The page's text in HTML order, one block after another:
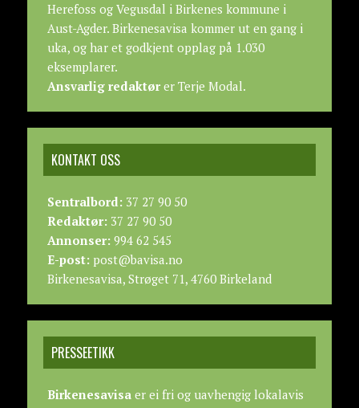
Herefoss og Vegusdal i Birkenes kommune i
Aust-Agder. Birkenesavisa kommer ut en gang i
uka, og har et godkjent opplag på 1.030
eksemplarer.
Ansvarlig redaktører Terje Modal.
KONTAKT OSS
Sentralbord:37 27 90 50
Redaktør:37 27 90 50
Annonser:994 62 545
E-post:post@bavisa.no
Birkenesavisa, Strøget 71, 4760 Birkeland
PRESSEETIKK
Birkenesavisaer ei fri og uavhengig lokalavis